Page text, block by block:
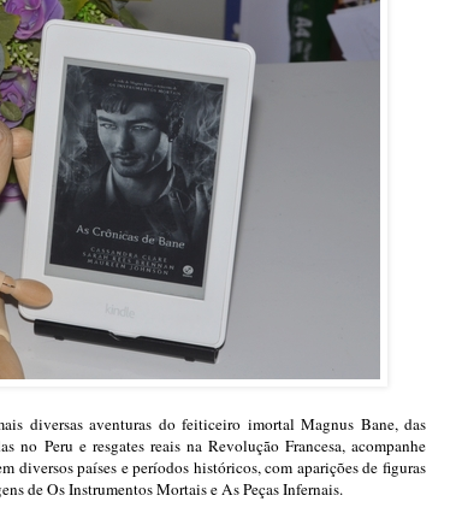
diversas aventuras do feiticeiro imortal Magnus Bane, das
no Peru e resgates reais na Revolução Francesa, acompanhe
diversos países e períodos históricos, com aparições de figuras
de Os Instrumentos Mortais e As Peças Infernais.